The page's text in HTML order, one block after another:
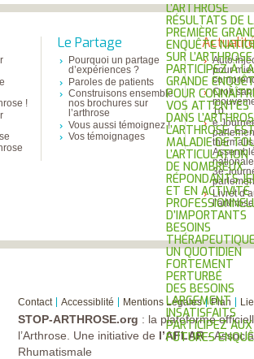
L’ARTHROSE
RÉSULTATS DE
PREMIÈRE
ENQUÊTE
SUR L’ARTHROSE
PARTICIPEZ À LA
GRANDE
POUR
VOS ATTENTES
DANS
L’ARTHROSE,
MALADIE DE
L’ARTICULATION
DE NOMBREUX
RÉPONDANTS
ET EN ACTIVITÉ
D’IMPORTANTS
BESOINS
UN QUOTIDIEN
FORTEMENT
PERTURBÉ
DES BESOINS
LARGEMENT
INSATISFAITS
PARTICIPEZ AUX
FUTURES
!
Le Partage
Pourquoi un partage
d’expériences ?
Paroles de patients
Construisons ensemble
nos brochures sur
l’arthrose
Vous aussi témoignez !
Vos témoignages
Auto
pour
Crok
10...
e
3e
Livret
l’arthrose
Contact Accessiblité Mentions Légales Plan
STOP-ARTHROSE.org : la plateforme
l’Arthrose. Une initiative de l’AFLAR-
Rhumatismale